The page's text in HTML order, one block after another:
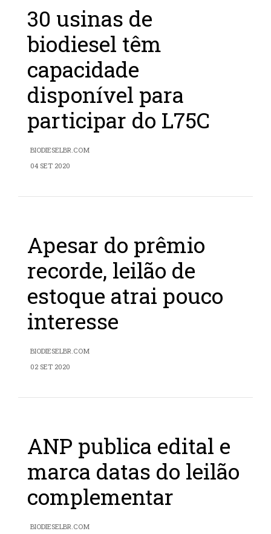
30 usinas de
biodiesel têm
capacidade
disponível para
participar do L75C
BIODIESELBR.COM
04 SET 2020
Apesar do prêmio
recorde, leilão de
estoque atrai pouco
interesse
BIODIESELBR.COM
02 SET 2020
ANP publica edital e
marca datas do leilão
complementar
BIODIESELBR.COM